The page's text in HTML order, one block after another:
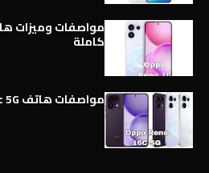
كاملة
مواصفات هاتف Oppo Reno 16c 5G كاملة